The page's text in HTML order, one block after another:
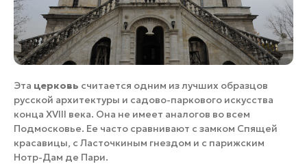
Эта церковь считается одним из лучших образцов
русской архитектуры и садово-паркового искусства
конца XVIII века. Она не имеет аналогов во всем
Подмосковье. Ее часто сравнивают с замком Спящей
красавицы, с Ласточкиным гнездом и с парижским
Нотр-Дам де Пари.